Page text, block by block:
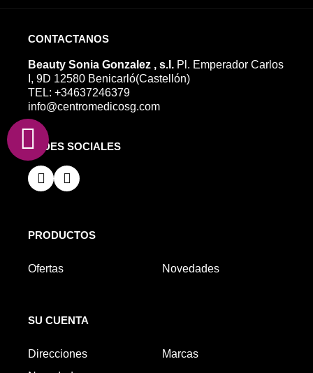
CONTACTANOS
Beauty Sonia Gonzalez , s.l. Pl. Emperador Carlos
I, 9D 12580 Benicarló(Castellón)
TEL: +34637246379
info@centromedicosg.com
REDES SOCIALES
PRODUCTOS
Ofertas Novedades
SU CUENTA
Direcciones
Marcas